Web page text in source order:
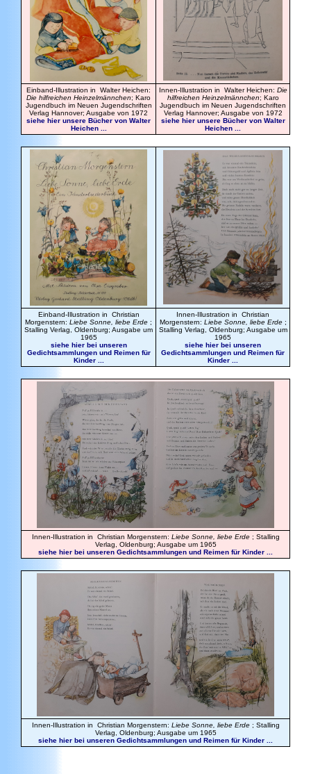
Einband-Illustration in Walter Heichen:
Die hilfreichen Heinzelmännchen; Karo
Jugendbuch im Neuen Jugendschriften
Verlag Hannover; Ausgabe von 1972
siehe hier unsere Bücher von Walter
Heichen ...
Innen-Illustration in Walter Heichen: Die
hilfreichen Heinzelmännchen; Karo
Jugendbuch im Neuen Jugendschriften
Verlag Hannover; Ausgabe von 1972
siehe hier unsere Bücher von Walter
Heichen ...
Einband-Illustration in Christian
Morgenstern: Liebe Sonne, liebe Erde ;
Stalling Verlag, Oldenburg; Ausgabe um
1965
siehe hier bei unseren
Gedichtsammlungen und Reimen für
Kinder ...
Innen-Illustration in Christian
Morgenstern: Liebe Sonne, liebe Erde;
Stalling Verlag, Oldenburg; Ausgabe um
1965
siehe hier bei unseren
Gedichtsammlungen und Reimen für
Kinder ...
Innen-Illustration in Christian Morgenstern: Liebe Sonne, liebe Erde; Stalling
Verlag, Oldenburg; Ausgabe um 1965
siehe hier bei unseren Gedichtsammlungen und Reimen für Kinder ...
Innen-Illustration in Christian Morgenstern: Liebe Sonne, liebe Erde; Stalling
Verlag, Oldenburg; Ausgabe um 1965
siehe hier bei unseren Gedichtsammlungen und Reimen für Kinder ...